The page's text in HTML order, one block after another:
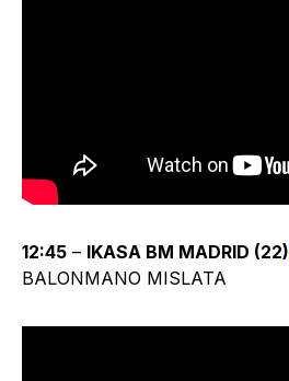
12:45 – IKASA BM MADRID (22)
BALONMANO MISLATA